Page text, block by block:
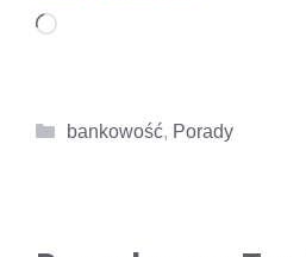
Wczytywanie…
Kategorie
bankowość, Porady